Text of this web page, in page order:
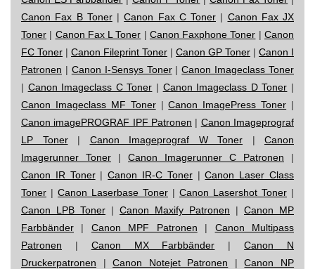
Canon Fax B Toner|Canon Fax C Toner | Canon Fax JX
Toner | Canon Fax L Toner | Canon Faxphone Toner |Canon
FC Toner | Canon Fileprint Toner | Canon GP Toner | Canon I
Patronen | Canon I-Sensys Toner|Canon Imageclass Toner
| Canon Imageclass C Toner | Canon Imageclass D Toner |
Canon Imageclass MF Toner|Canon ImagePress Toner |
Canon imagePROGRAF IPF Patronen | Canon Imageprograf
LP Toner| Canon Imageprograf W Toner | Canon
Imagerunner Toner | Canon Imagerunner C Patronen |
Canon IR Toner|Canon IR-C Toner|Canon Laser Class
Toner | Canon Laserbase Toner | Canon Lasershot Toner |
Canon LPB Toner | Canon Maxify Patronen | Canon MP
Farbbänder | Canon MPF Patronen | Canon Multipass
Patronen | Canon MX Farbbänder |Canon N
Druckerpatronen |Canon Notejet Patronen |Canon NP